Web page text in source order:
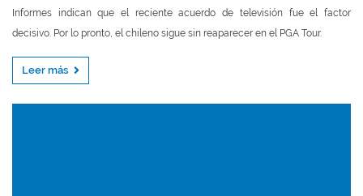
Informes indican que el reciente acuerdo de televisión fue el factor
decisivo. Por lo pronto, el chileno sigue sin reaparecer en el PGA Tour.
Leer más